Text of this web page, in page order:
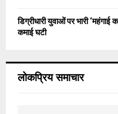
डिग्रीधारी युवाओं पर भारी
कमाई घटी
लोकप्रिय समाचार